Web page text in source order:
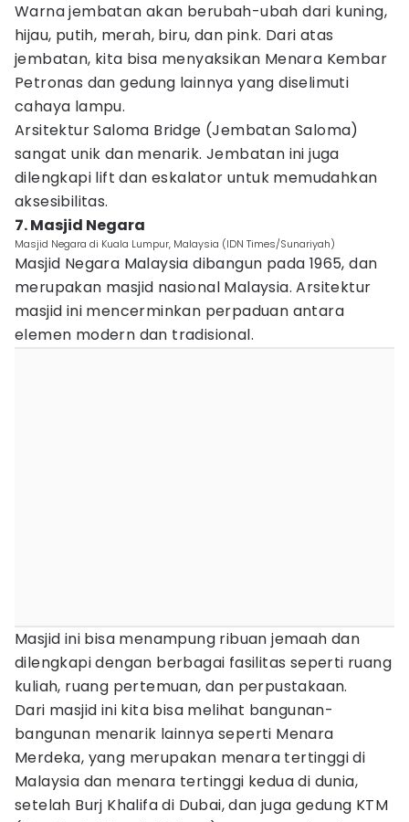
Warna jembatan akan berubah-ubah dari kuning,
hijau, putih, merah, biru, dan pink. Dari atas
jembatan, kita bisa menyaksikan Menara Kembar
Petronas dan gedung lainnya yang diselimuti
cahaya lampu.
Arsitektur Saloma Bridge (Jembatan Saloma)
sangat unik dan menarik. Jembatan ini juga
dilengkapi lift dan eskalator untuk memudahkan
aksesibilitas.
7. Masjid Negara
Masjid Negara di Kuala Lumpur, Malaysia (IDN Times/Sunariyah)
Masjid Negara Malaysia dibangun pada 1965, dan
merupakan masjid nasional Malaysia. Arsitektur
masjid ini mencerminkan perpaduan antara
elemen modern dan tradisional.
Masjid ini bisa menampung ribuan jemaah dan
dilengkapi dengan berbagai fasilitas seperti ruang
kuliah, ruang pertemuan, dan perpustakaan.
Dari masjid ini kita bisa melihat bangunan-
bangunan menarik lainnya seperti Menara
Merdeka, yang merupakan menara tertinggi di
Malaysia dan menara tertinggi kedua di dunia,
setelah Burj Khalifa di Dubai, dan juga gedung KTM